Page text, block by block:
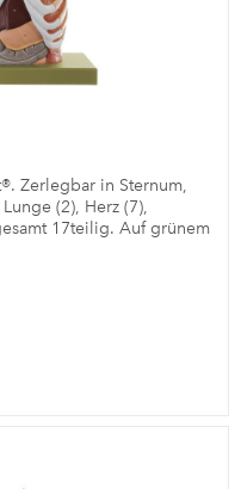
Zerlegbar in Sternum,
(2), Herz (7),
17teilig. Auf grünem